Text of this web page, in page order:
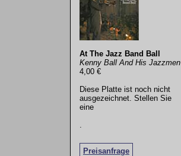
At The Jazz Band Ball
Kenny Ball And His Jazzmen
4,00 €
Diese Platte ist noch nicht
ausgezeichnet. Stellen Sie
eine
Preisanfrage
.